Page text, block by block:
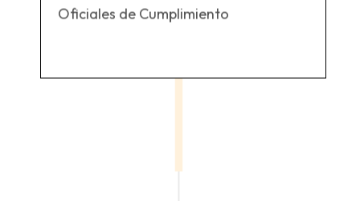
Oficiales de Cumplimiento